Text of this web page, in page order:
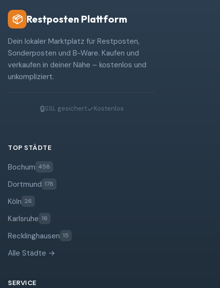
📦 Restposten Plattform
Dein lokaler Marktplatz für Restposten,
Sonderposten und B-Ware. Kaufen und
verkaufen in deiner Nähe – kostenlos und
unkompliziert.
🔒SSL gesichert✓Kostenlos
TOP STÄDTE
Bochum 458
Dortmund 178
Köln 26
Karlsruhe 16
Recklinghausen 15
Alle Städte →
SERVICE